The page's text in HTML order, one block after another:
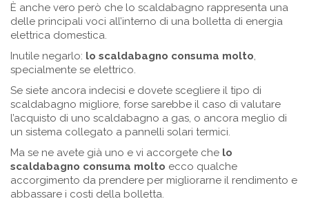
È anche vero però che lo scaldabagno rappresenta una
delle principali voci all’interno di una bolletta di energia
elettrica domestica.
Inutile negarlo: lo scaldabagno consuma molto,
specialmente se elettrico.
Se siete ancora indecisi e dovete scegliere il tipo di
scaldabagno migliore, forse sarebbe il caso di valutare
l’acquisto di uno scaldabagno a gas, o ancora meglio di
un sistema collegato a pannelli solari termici.
Ma se ne avete già uno e vi accorgete che lo
scaldabagno consuma molto ecco qualche
accorgimento da prendere per migliorarne il rendimento e
abbassare i costi della bolletta.